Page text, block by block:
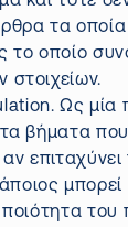
τα οποία
το οποίο
στοιχείων.
Ως
βήματα
αν
μπορεί
του